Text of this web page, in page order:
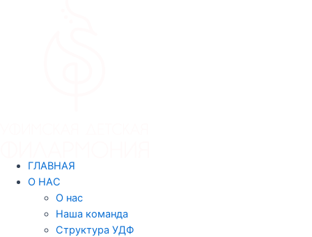
ГЛАВНАЯ
О НАС
О нас
Наша команда
Структура УДФ